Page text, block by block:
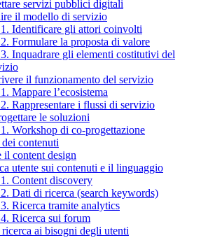
servizi pubblici digitali
il modello di servizio
Identificare gli attori coinvolti
Formulare la proposta di valore
Inquadrare gli elementi costitutivi del
il funzionamento del servizio
Mappare l’ecosistema
Rappresentare i flussi di servizio
le soluzioni
Workshop di co-progettazione
contenuti
il content design
utente sui contenuti e il linguaggio
Content discovery
Dati di ricerca (search keywords)
Ricerca tramite analytics
Ricerca sui forum
ai bisogni degli utenti